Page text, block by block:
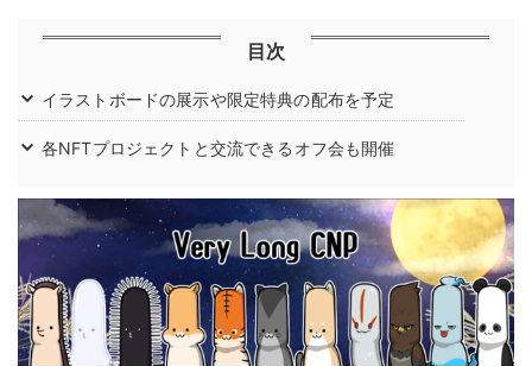
目次
イラストボードの展示や限定特典の配布を予定
各NFTプロジェクトと交流できるオフ会も開催